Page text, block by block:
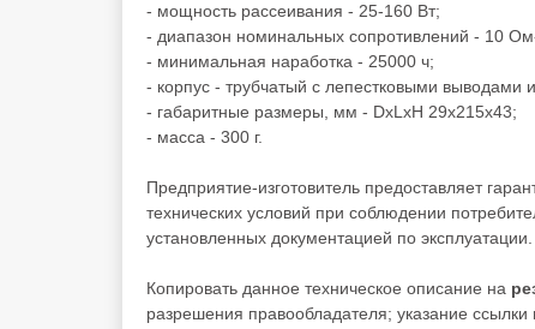
- мощность рассеивания - 25-160 Вт;
- диапазон номинальных сопротивлений - 10
- минимальная наработка - 25000 ч;
- корпус - трубчатый с лепестковыми выводами
- габаритные размеры, мм - DxLxH 29x215x43;
- масса - 300 г.
Предприятие-изготовитель предоставляет
технических условий при соблюдении
установленных документацией по эксплуатации.
Копировать данное техническое описание на
разрешения правообладателя; указание